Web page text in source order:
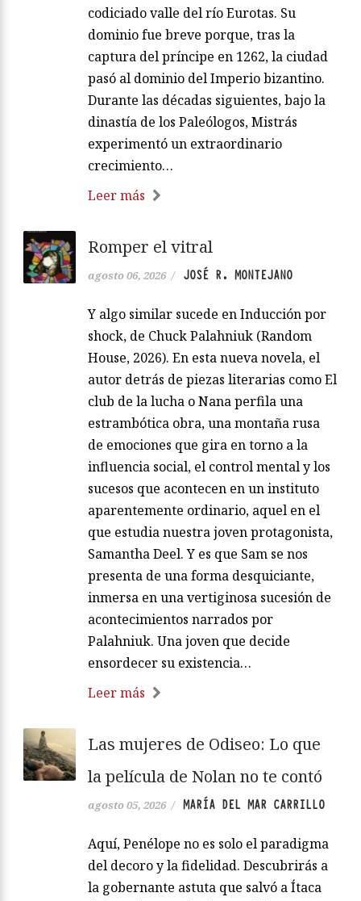
codiciado valle del río Eurotas. Su
dominio fue breve porque, tras la
captura del príncipe en 1262, la ciudad
pasó al dominio del Imperio bizantino.
Durante las décadas siguientes, bajo la
dinastía de los Paleólogos, Mistrás
experimentó un extraordinario
crecimiento…
Leer más
Romper el vitral
agosto 06, 2026 / JOSÉ R. MONTEJANO
Y algo similar sucede en Inducción por
shock, de Chuck Palahniuk (Random
House, 2026). En esta nueva novela, el
autor detrás de piezas literarias como El
club de la lucha o Nana perfila una
estrambótica obra, una montaña rusa
de emociones que gira en torno a la
influencia social, el control mental y los
sucesos que acontecen en un instituto
aparentemente ordinario, aquel en el
que estudia nuestra joven protagonista,
Samantha Deel. Y es que Sam se nos
presenta de una forma desquiciante,
inmersa en una vertiginosa sucesión de
acontecimientos narrados por
Palahniuk. Una joven que decide
ensordecer su existencia…
Leer más
Las mujeres de Odiseo: Lo que
la película de Nolan no te contó
agosto 05, 2026 / MARÍA DEL MAR CARRILLO
Aquí, Penélope no es solo el paradigma
del decoro y la fidelidad. Descubrirás a
la gobernante astuta que salvó a Ítaca